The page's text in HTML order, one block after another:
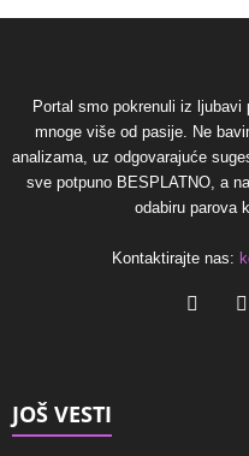
Portal smo pokrenuli iz
mnoge više od pasije. Ne
analizama, uz odgovarajuće
sve potpuno BESPLATNO, a
odabiru parova
Kontaktirajte nas:
JOŠ VESTI